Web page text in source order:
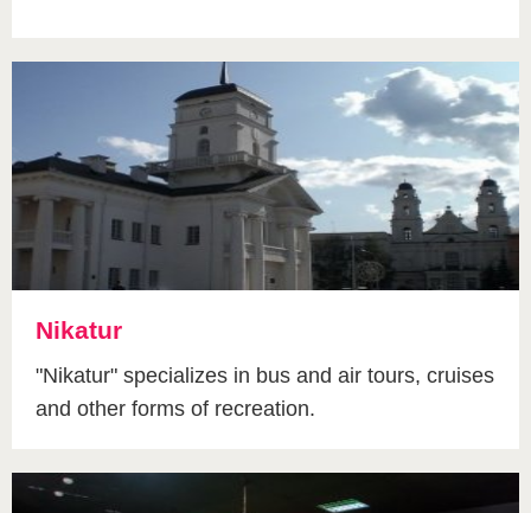
Nikatur
"Nikatur" specializes in bus and air tours, cruises
and other forms of recreation.